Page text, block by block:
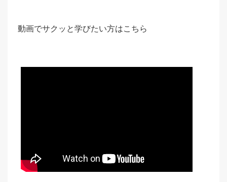
動画でサクッと学びたい方はこちら